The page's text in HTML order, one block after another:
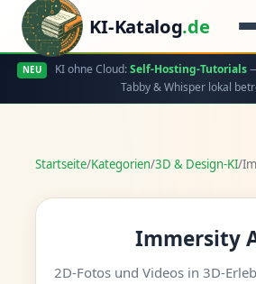
KI-Katalog.de
NEU KI ohne Cloud:Self-Hosting-Tutorials
Tabby & Whisper lokal
Startseite/Kategorien/3D & Design-KI/
Immersity
2D-Fotos und Videos in 3D-